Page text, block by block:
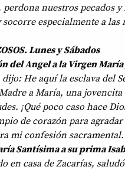
perdona nuestros
socorre especialmente a
Lunes y Sábados
del Angel a la Virgen
He aquí la esclava del
a María, una
¡Qué poco caso hace
de corazón para
mi confesión sacramental.
Santísima a su prima
en casa de Zacarías,